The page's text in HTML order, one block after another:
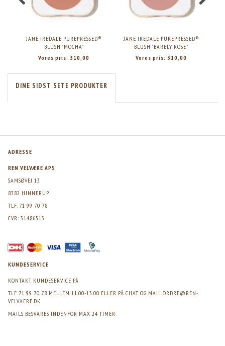
JANE IREDALE PUREPRESSED®
BLUSH "MOCHA"
Vores pris: 310,00
JANE IREDALE PUREPRESSED®
BLUSH "BARELY ROSE"
Vores pris: 310,00
DINE SIDST SETE PRODUKTER
ADRESSE
REN VELVÆRE APS
SAMSØVEJ 13
8382 HINNERUP
TLF. 71 99 70 78
CVR: 31486513
KUNDESERVICE
KONTAKT KUNDESERVICE PÅ
TLF 71 99 70 78 MELLEM 11.00-13.00 ELLER PÅ CHAT OG MAIL ORDRE@REN-
VELVAERE.DK
MAILS BESVARES INDENFOR MAX 24 TIMER